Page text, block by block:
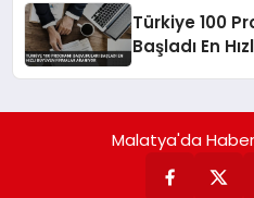
Türkiye 100
Başladı En
Malatya'da